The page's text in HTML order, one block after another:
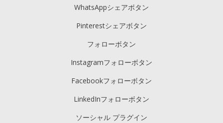
WhatsAppシェアボタン
Pinterestシェアボタン
フォローボタン
Instagramフォローボタン
Facebookフォローボタン
LinkedInフォローボタン
ソーシャル プラグイン